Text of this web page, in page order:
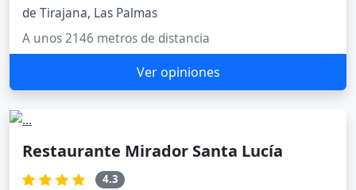
de Tirajana, Las Palmas
A unos 2146 metros de distancia
Ver opiniones
Restaurante Mirador Santa Lucía
4.3